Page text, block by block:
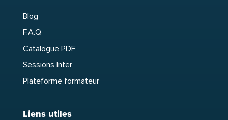
Blog
F.A.Q
Catalogue PDF
Sessions Inter
Plateforme formateur
Liens utiles